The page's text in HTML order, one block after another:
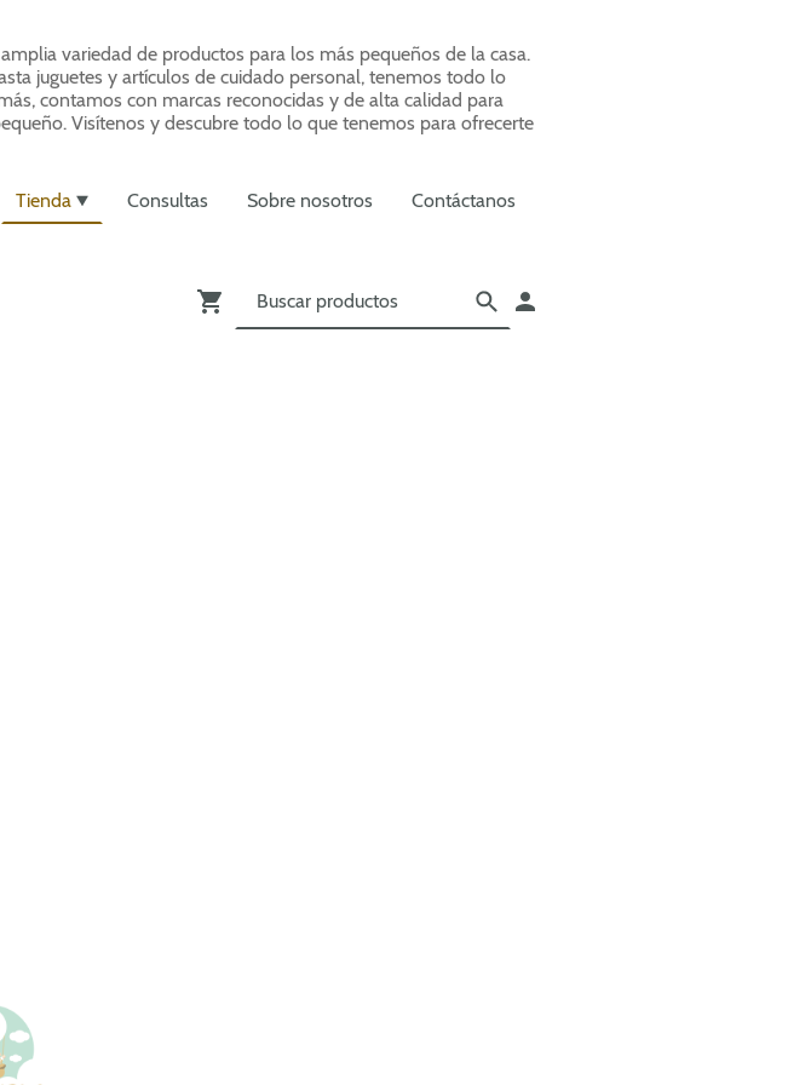
variedad de productos para los más pequeños de la casa.
juguetes y artículos de cuidado personal, tenemos todo lo
contamos con marcas reconocidas y de alta calidad para
Visítenos y descubre todo lo que tenemos para ofrecerte
Tienda Consultas Sobre nosotros Contáctanos